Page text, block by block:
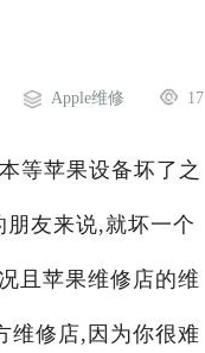
17
Apple维修
等苹果设备坏了之
友来说,就坏一个
且苹果维修店的维
维修店,因为你很难